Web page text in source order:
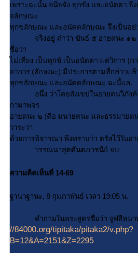
เพราะฉะนั้น อนิจจัง ทุกขัง และอนัตตา จึ
จลักษณะ
ทุกขลักษณะ และอนัตตลักษณะ จึงเป็นอย่
จริงอยู่ คำว่า ขันธ์ ๕ อายตนะ ๑๒
ชื่อว่า
ไม่เที่ยง เป็นทุกข์ เป็นอนัตตา แต่วิการ (ก
อาการ (ลักษณะ) มีประการตามที่กล่าวแ
ทุกขลักษณะ และอนัตตลักษณะ ฉะนี้แล.
อนึ่ง ว่าโดยสังเขปในอายตนวิภังค์
กามาพจร
อายตนะ ๒ (คือ มนายตนะ และธรรมายต
วาระว่า
ด้วยการพิจารณา พึงทราบว่า ตรัสไว้ในอ
วรรณนาสุตตันตภาชนีย์ จบ
ความคิดเห็นที่ 14-69
ฐานาฐานะ, 8 กุมภาพันธ์ เวลา 19:05 น.
คำถามในพระสูตรชื่อว่า จูฬสีหนา
//84000.org/tipitaka/pitaka2/v.php?
B=12&A=2151&Z=2295